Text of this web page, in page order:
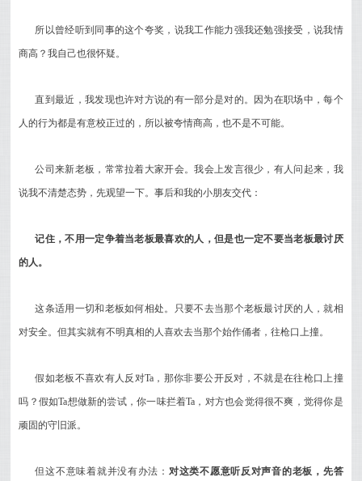
所以曾经听到同事的这个夸奖，说我工作能力强我还勉强接受，说我情
商高？我自己也很怀疑。
直到最近，我发现也许对方说的有一部分是对的。因为在职场中，每个
人的行为都是有意校正过的，所以被夸情商高，也不是不可能。
公司来新老板，常常拉着大家开会。我会上发言很少，有人问起来，我
说我不清楚态势，先观望一下。事后和我的小朋友交代：
记住，不用一定争着当老板最喜欢的人，但是也一定不要当老板最讨厌
的人。
这条适用一切和老板如何相处。只要不去当那个老板最讨厌的人，就相
对安全。但其实就有不明真相的人喜欢去当那个始作俑者，往枪口上撞。
假如老板不喜欢有人反对Ta，那你非要公开反对，不就是在往枪口上撞
吗？假如Ta想做新的尝试，你一味拦着Ta，对方也会觉得很不爽，觉得你是
顽固的守旧派。
但这不意味着就并没有办法： 对这类不愿意听反对声音的老板 ，先答